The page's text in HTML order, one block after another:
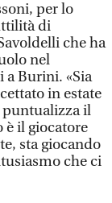
per lo
di
che ha
nel
Burini. «Sia
in estate
il
è il giocatore
sta giocando
che ci